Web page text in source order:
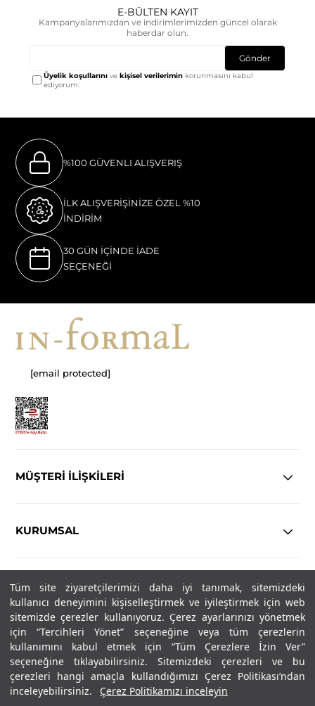
Tüm site ziyaretçilerimizi daha iyi tanımak, sitemizdeki
kullanıcı deneyimini kişiselleştirmek ve iyileştirmek için web
sitemizde çerezler kullanıyoruz. Çerez ayarlarınızı yönetmek
için “Tercihleri Yönet” seçeneğine veya tüm çerezlerin
kullanımını kabul etmek için “Tüm Çerezlere İzin Ver”
seçeneğine tıklayabilirsiniz. Sitemizdeki çerezleri ve bu
çerezleri hangi amaçla kullandığımızı Çerez Politikası’ndan
inceleyebilirsiniz.
Çerez Politikamızı inceleyin
E-BÜLTEN KAYIT
Kampanyalarımızdan ve indirimlerimizden güncel olarak
haberdar olun.
Gönder
Üyelik koşullarını vekişisel verilerimin korunmasını kabul
ediyorum.
%100 GÜVENLI ALIŞVERIŞ
İLK ALIŞVERİŞİNİZE ÖZEL %10
İNDİRİM
30 GÜN İÇİNDE İADE
SEÇENEĞİ
[email protected]
MÜŞTERİ İLİŞKİLERİ
KURUMSAL
YASAL
Copyright© 2025 IN-FORMAL Tüm hakları saklıdır.
SOSYAL MEDYA